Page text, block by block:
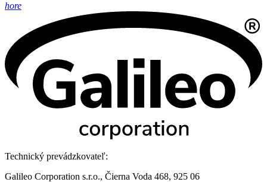
hore
Technický prevádzkovateľ:
Galileo Corporation s.r.o., Čierna Voda 468, 925 06